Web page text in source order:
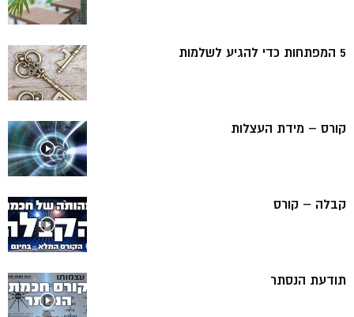
5 המפתחות כדי להגיע לשלמות
קורס – מידת העצלות
קבלה – קורס
תודעת הנסתר